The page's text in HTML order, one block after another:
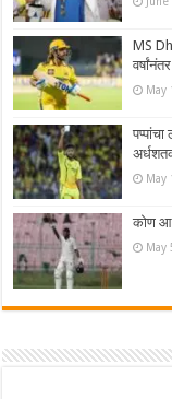
MS
May
May
कोण
May